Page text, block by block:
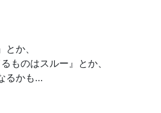
か、
ものはスルー』とか、
るかも…